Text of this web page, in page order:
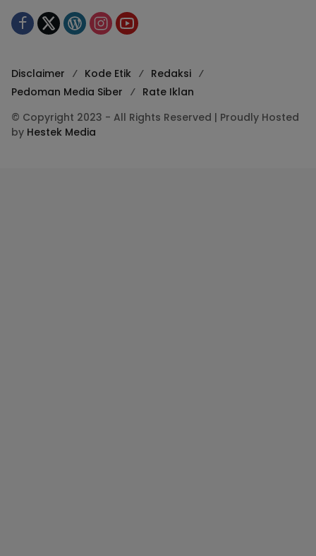
Disclaimer Kode Etik
Redaksi
Pedoman Media Siber
Rate Iklan
© Copyright 2023 - All Rights Reserved | Proudly Hosted
by Hestek Media